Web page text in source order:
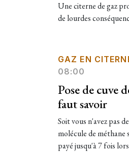
Une citerne de gaz
de lourdes
GAZ EN
08:00
Pose de cuve
faut savoir
Soit vous n'avez pas
molécule de
payé jusqu'à 7 fois